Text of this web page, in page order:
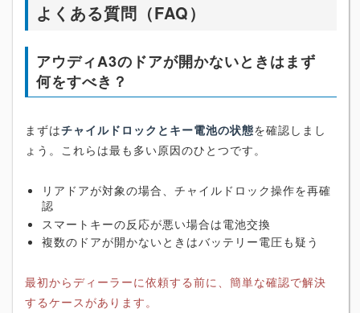
よくある質問（FAQ）
アウディA3のドアが開かないときはまず
何をすべき？
まずはチャイルドロックとキー電池の状態を確認しまし
ょう。これらは最も多い原因のひとつです。
リアドアが対象の場合、チャイルドロック操作を再確
認
スマートキーの反応が悪い場合は電池交換
複数のドアが開かないときはバッテリー電圧も疑う
最初からディーラーに依頼する前に、簡単な確認で解決
するケースがあります。